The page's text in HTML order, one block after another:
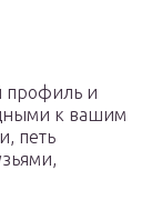
профиль и
к вашим
петь